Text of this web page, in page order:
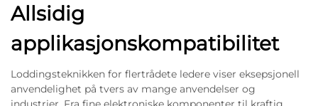
Allsidig
applikasjonskompatibilitet
Loddingsteknikken for flertrådete ledere viser eksepsjonell
anvendelighet på tvers av mange anvendelser og